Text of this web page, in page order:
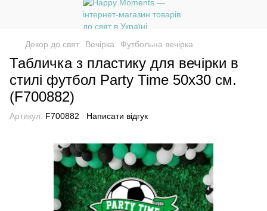
Декор до свят Вечірка Футбольна вечірка
Табличка з пластику для вечірки в
стилі футбол Party Time 50х30 см.
(F700882)
Артикул: F700882 Написати відгук